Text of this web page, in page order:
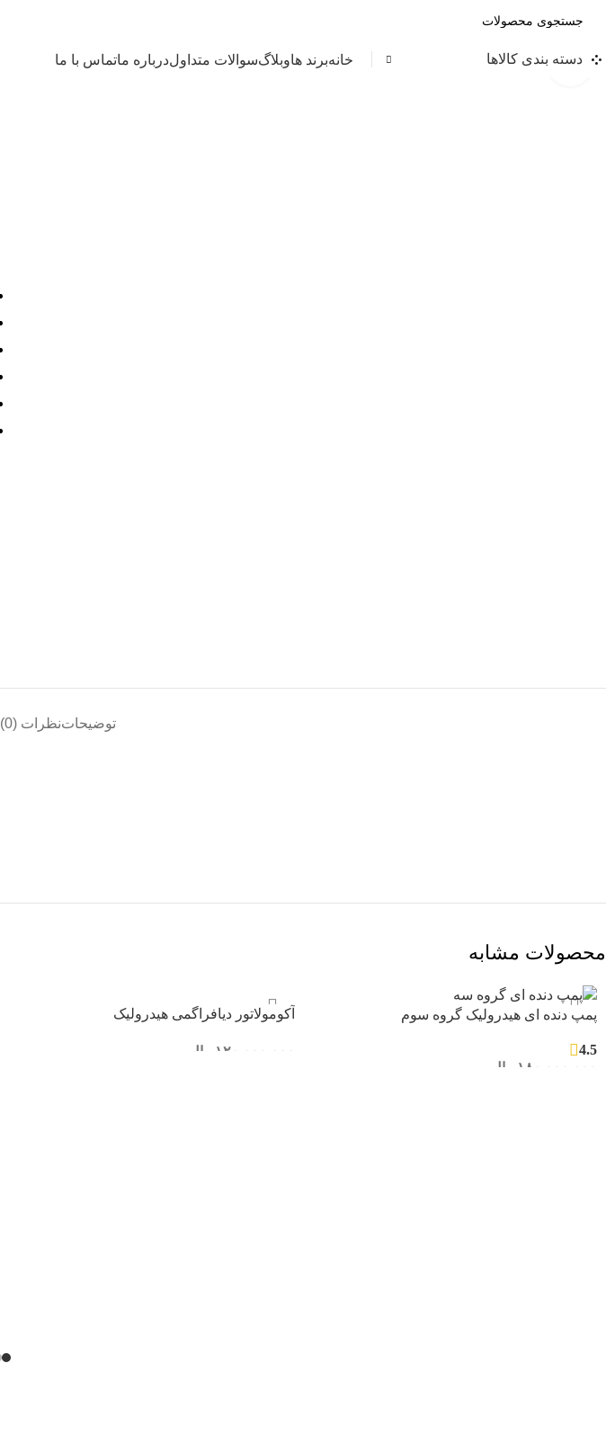
دسته بندی کالاها خانهبرند هاوبلاگسوالات متداولدرباره ماتماس با ما بزرگنمایی تصویر
توضیحاتنظرات (0)
محصولات مشابه
پمپ دنده ای هیدرولیک گروه سوم
4.5
۱۸۰.۰۰۰.۰۰۰
ریال
آکومولاتور دیافراگمی هیدرولیک
۱۲۰.۰۰۰.۰۰۰ ریال